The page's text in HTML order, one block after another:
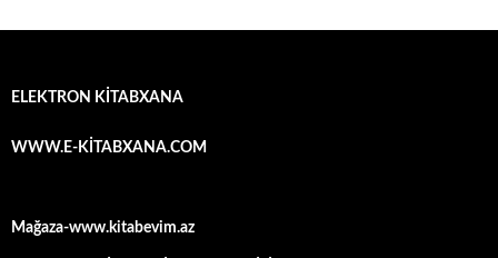
ELEKTRON KİTABXANA
WWW.E-KİTABXANA.COM
Mağaza-www.kitabevim.az